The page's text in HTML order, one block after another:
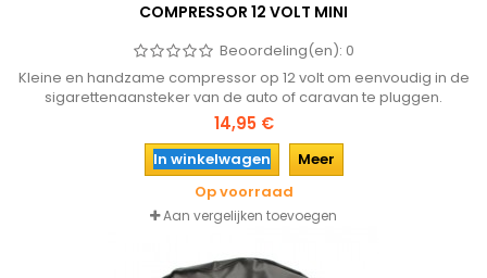
COMPRESSOR 12 VOLT MINI
Beoordeling(en): 0
Kleine en handzame compressor op 12 volt om eenvoudig in de
sigarettenaansteker van de auto of caravan te pluggen.
Geschikt om de banden op te pompen of ballen en
luchtbedden, dus ook onmisbaar tijdens vakantie!
14,95 €
In winkelwagen
Meer
Op voorraad
Aan vergelijken toevoegen